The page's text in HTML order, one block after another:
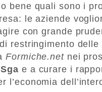
bene quali sono i
le aziende
con grande
restringimento
Formiche.netnei
Sga e a curare i
l’economia